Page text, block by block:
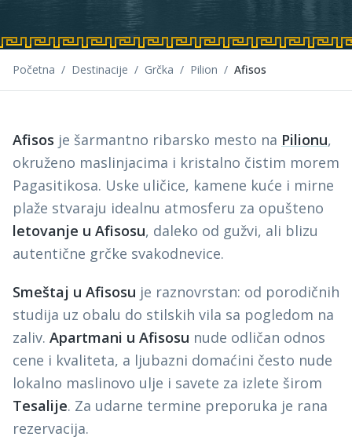
Početna / Destinacije / Grčka / Pilion / Afisos
Afisos je šarmantno ribarsko mesto na Pilionu,
okruženo maslinjacima i kristalno čistim morem
Pagasitikosa. Uske uličice, kamene kuće i mirne
plaže stvaraju idealnu atmosferu za opušteno
letovanje u Afisosu, daleko od gužvi, ali blizu
autentične grčke svakodnevice.
Smeštaj u Afisosu je raznovrstan: od porodičnih
studija uz obalu do stilskih vila sa pogledom na
zaliv. Apartmani u Afisosu nude odličan odnos
cene i kvaliteta, a ljubazni domaćini često nude
lokalno maslinovo ulje i savete za izlete širom
Tesalije. Za udarne termine preporuka je rana
rezervacija.